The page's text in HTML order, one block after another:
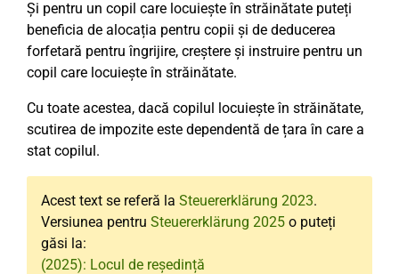
Și pentru un copil care locuiește în străinătate puteți
beneficia de alocația pentru copii și de deducerea
forfetară pentru îngrijire, creștere și instruire pentru un
copil care locuiește în străinătate.
Cu toate acestea, dacă copilul locuiește în străinătate,
scutirea de impozite este dependentă de țara în care a
stat copilul.
Acest text se referă la Steuererklärung 2023.
Versiunea pentru Steuererklärung 2025 o puteți
găsi la:
(2025): Locul de reședință